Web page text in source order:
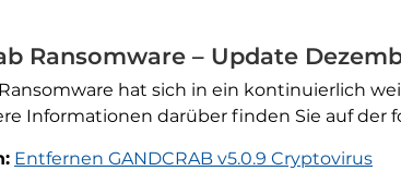
Ransomware – Update
hat sich in ein kontinuierlich
Informationen darüber finden Sie auf
Entfernen GANDCRAB v5.0.9 Cryptovirus